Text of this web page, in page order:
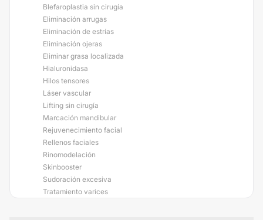
Blefaroplastia sin cirugía
Eliminación arrugas
Eliminación de estrías
Eliminación ojeras
Eliminar grasa localizada
Hialuronidasa
Hilos tensores
Láser vascular
Lifting sin cirugía
Marcación mandibular
Rejuvenecimiento facial
Rellenos faciales
Rinomodelación
Skinbooster
Sudoración excesiva
Tratamiento varices